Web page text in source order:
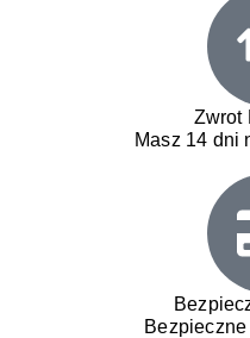
Zwrot
Masz 14 dni